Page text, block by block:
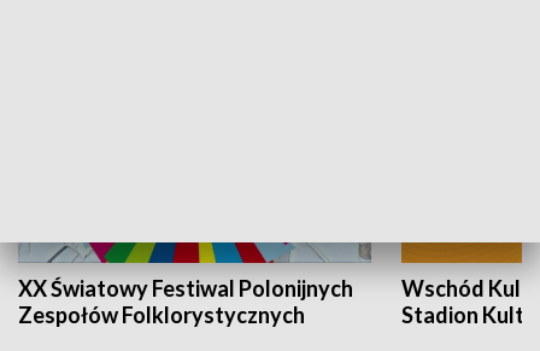
XX Światowy Festiwal Polonijnych
Zespołów Folklorystycznych
Wschód
Stadion